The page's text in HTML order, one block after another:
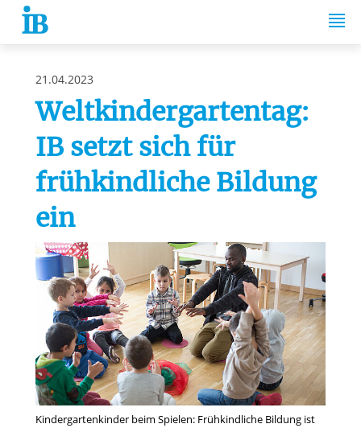
Springe zum Inhalt
21.04.2023
Weltkindergartentag:
IB setzt sich für
frühkindliche Bildung
ein
Kindergartenkinder beim Spielen: Frühkindliche Bildung ist